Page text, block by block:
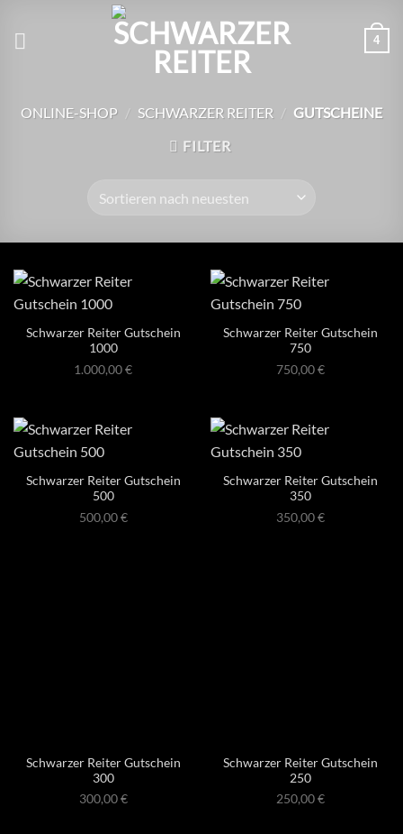
Inhalt
4
ONLINE-SHOP / SCHWARZER REITER / GUTSCHEINE
FILTER
Schwarzer Reiter Gutschein
1000
1.000,00€
Schwarzer Reiter Gutschein
750
750,00€
Schwarzer Reiter Gutschein
500
500,00€
Schwarzer Reiter Gutschein
350
350,00€
Schwarzer Reiter Gutschein
300
300,00€
Schwarzer Reiter Gutschein
250
250,00€